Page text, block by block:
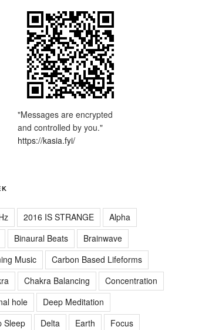
"Messages are encrypted
and controlled by you."
https://kasia.fyi/
2016 IS STRANGE
Alpha
Binaural Beats
Brainwave
Music
Carbon Based Lifeforms
Chakra Balancing
Concentration
hole
Deep Meditation
Sleep
Delta Earth
Focus